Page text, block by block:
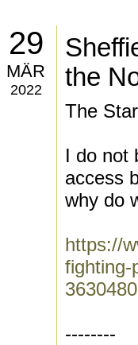
29
MÄR
2022
the
The Star
I do not
access
why do
https://
fighting-
3630480
--------